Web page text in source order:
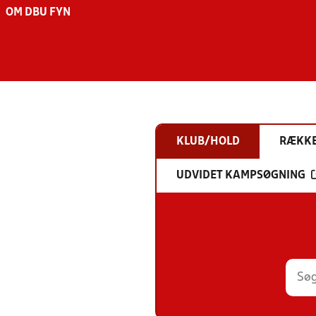
OM DBU FYN
KLUB/HOLD
UDVIDET KAMPSØGNING